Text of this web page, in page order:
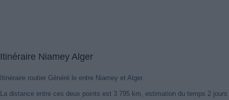
Itinéraire Niamey Alger
Itinéraire routier Généré le entre Niamey et Alger.
La distance entre ces deux points est 3 795 km, estimation du temps 2 jours